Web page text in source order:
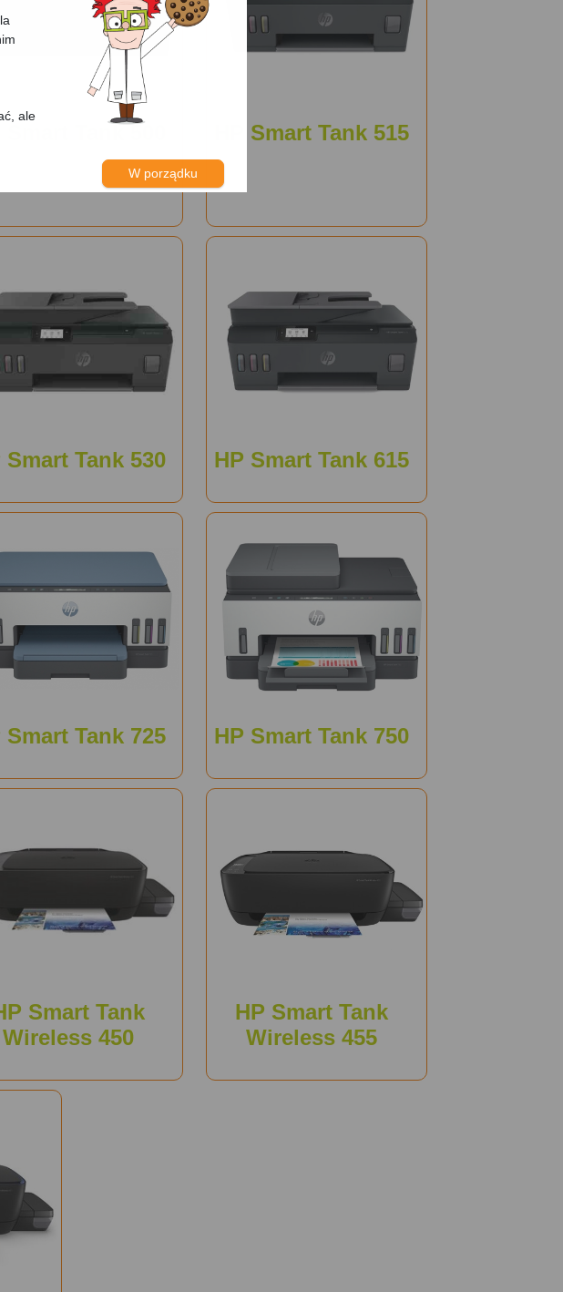
ale
W porządku
HP Smart Tank 515
Smart Tank 530 HP Smart Tank 615
Smart Tank 725 HP Smart Tank 750
Smart Tank
Wireless 450
HP Smart Tank
Wireless 455